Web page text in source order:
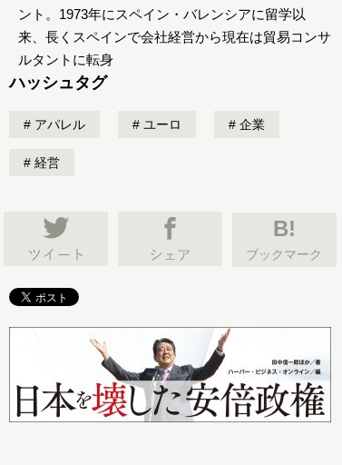
ント。1973年にスペイン・バレンシアに留学以
来、長くスペインで会社経営から現在は貿易コンサ
ルタントに転身
ハッシュタグ
アパレル ユーロ 企業
経営
B!
ブックマーク